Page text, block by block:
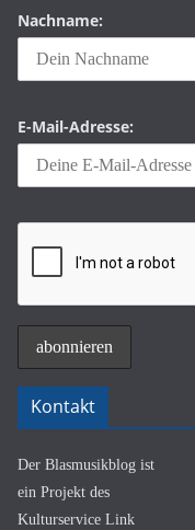
Nachname:
E-Mail-Adresse:
Kontakt
Der Blasmusikblog ist
ein Projekt des
Kulturservice Link